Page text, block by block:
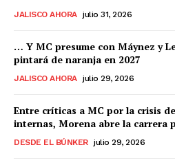
JALISCO AHORA julio 31, 2026
… Y MC presume con Máynez y
pintará de naranja en 2027
JALISCO AHORA julio 29, 2026
Entre críticas a MC por la crisis
internas, Morena abre la carrera
DESDE EL BÚNKER julio 29, 2026